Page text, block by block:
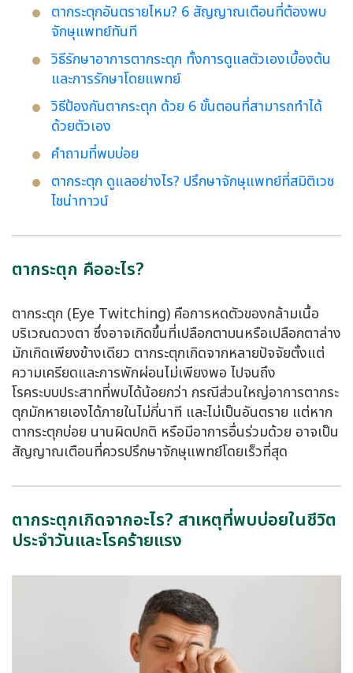
ตากระตุกอันตรายไหม? 6 สัญญาณเตือนที่ต้องพบ
จักษุแพทย์ทันที
วิธีรักษาอาการตากระตุก ทั้งการดูแลตัวเองเบื้องต้น
และการรักษาโดยแพทย์
วิธีป้องกันตากระตุก ด้วย 6 ขั้นตอนที่สามารถทำได้
ด้วยตัวเอง
คำถามที่พบบ่อย
ตากระตุก ดูแลอย่างไร? ปรึกษาจักษุแพทย์ที่สมิติเวช
ไชน่าทาวน์
ตากระตุก คืออะไร?
ตากระตุก (Eye Twitching) คือการหดตัวของกล้ามเนื้อ
บริเวณดวงตา ซึ่งอาจเกิดขึ้นที่เปลือกตาบนหรือเปลือกตาล่าง
มักเกิดเพียงข้างเดียว ตากระตุกเกิดจากหลายปัจจัยตั้งแต่
ความเครียดและการพักผ่อนไม่เพียงพอ ไปจนถึง
โรคระบบประสาทที่พบได้น้อยกว่า กรณีส่วนใหญ่อาการตากระ
ตุกมักหายเองได้ภายในไม่กี่นาที และไม่เป็นอันตราย แต่หาก
ตากระตุกบ่อย นานผิดปกติ หรือมีอาการอื่นร่วมด้วย อาจเป็น
สัญญาณเตือนที่ควรปรึกษาจักษุแพทย์โดยเร็วที่สุด
ตากระตุกเกิดจากอะไร? สาเหตุที่พบบ่อยในชีวิต
ประจำวันและโรคร้ายแรง